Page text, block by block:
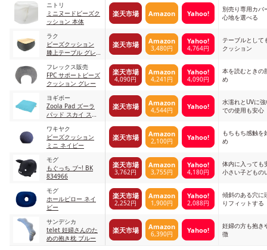
ァ
ニトリ
ミニヌードビーズク
ッション 本体
楽天市場 Amazon Yahoo!
別売り専用カバ
心地を選べる
ラク
ビーズクッション
膝上テーブル グレ
楽天市場 Amazon
3,480円
Yahoo!
4,764円
テーブルとして
クッション
フレックス販売
FPC サポートビーズ
クッション グレー
楽天市場
4,090円
Amazon
4,241円
Yahoo!
4,090円
本を読むときの
め
ヨギボー
Zoola Pad ズーラ
パッド スカイ スカ
楽天市場 Amazon
4,544円 Yahoo!
水濡れとUVに
での使用も安心
ワキヤク
ビーズクッション
ミニ ネイビー
楽天市場 Amazon
2,100円 Yahoo!
もちもち感触を
め
モグ
もぐっち ブ~! BK
834966
楽天市場
3,762円
Amazon
3,755円
Yahoo!
4,180円
体内に入っても
小さい子どもの
モグ
ホールピロー ネイ
ビー
楽天市場
2,252円
Amazon
1,900円
Yahoo!
2,088円
傾斜のある穴に
りフィットする
サンデシカ
telet 妊婦さんのた
めの抱き枕 ブルー
楽天市場 Amazon
6,390円 Yahoo!
妊婦の方も抱き
徴